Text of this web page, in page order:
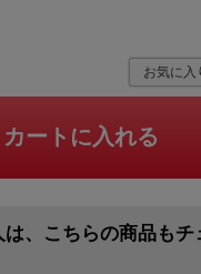
お気に入
カートに入れる
は、こちらの商品もチ